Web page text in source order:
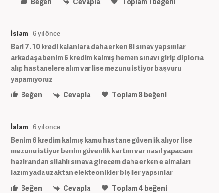
İslam 6 yıl önce
Bari 7. 10 kredi kalanlara daha erken Bi sınav yapsınlar
arkadaşa benim 6 kredim kalmış hemen sınavı girip diploma
alıp hastanelere alım var lise mezunu istiyor başvuru
yapamıyoruz
Beğen
Cevapla Toplam8beğeni
İslam 6 yıl önce
Benim 6 kredim kalmış kamu hastane güvenlik alıyor lise
mezunu istiyor benim güvenlik kartım var nasıl yapacam
hazirandan silahlı sınava girecem daha erken e almaları
lazım yada uzaktan elekteonikler bişiler yapsınlar
Beğen
Cevapla Toplam4 beğeni